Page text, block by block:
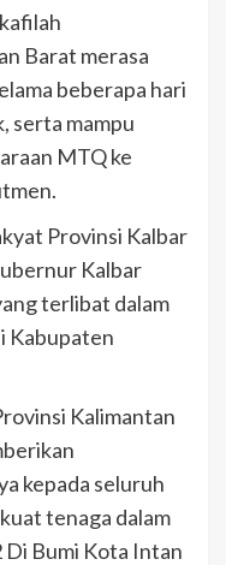
Barat merasa
beberapa hari
serta mampu
MTQ ke
Provinsi Kalbar
Kalbar
terlibat dalam
Kabupaten
Kalimantan
kepada seluruh
tenaga dalam
Bumi Kota Intan